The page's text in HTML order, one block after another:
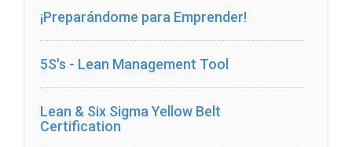
¡Preparándome para Emprender!
5S's - Lean Management Tool
Lean & Six Sigma Yellow Belt
Certification